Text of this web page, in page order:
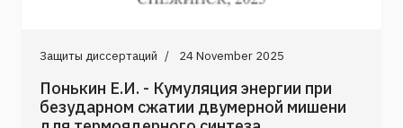
Защиты диссертаций 24 November 2025
Понькин Е.И. - Кумуляция энергии при
безударном сжатии двумерной мишени